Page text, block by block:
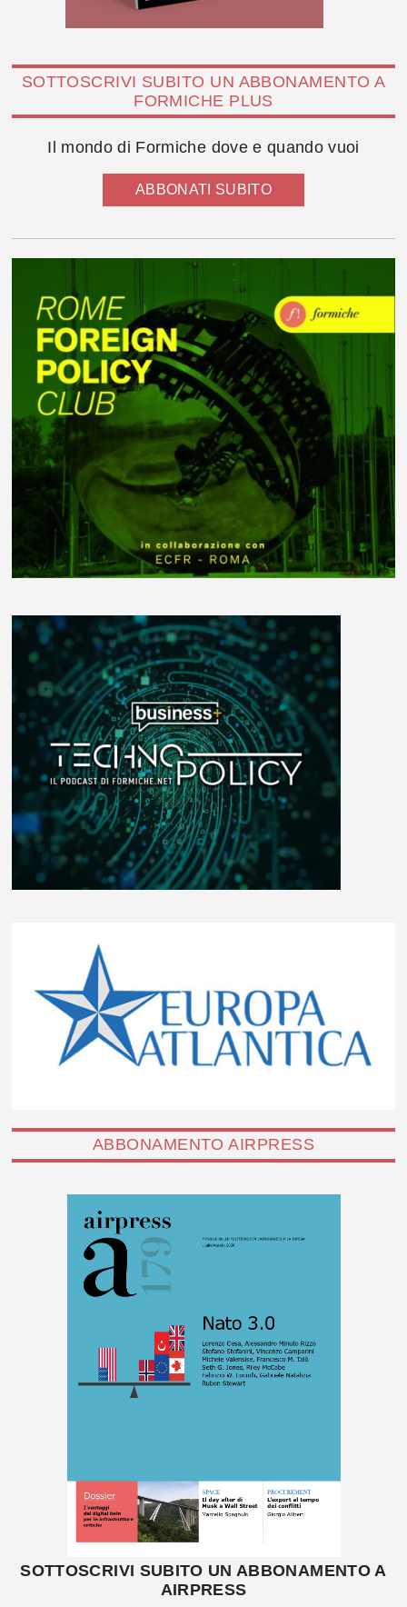
SOTTOSCRIVI SUBITO UN ABBONAMENTO A
FORMICHE PLUS
Il mondo di Formiche dove e quando vuoi
ABBONATI SUBITO
ABBONAMENTO AIRPRESS
SOTTOSCRIVI SUBITO UN ABBONAMENTO A
AIRPRESS